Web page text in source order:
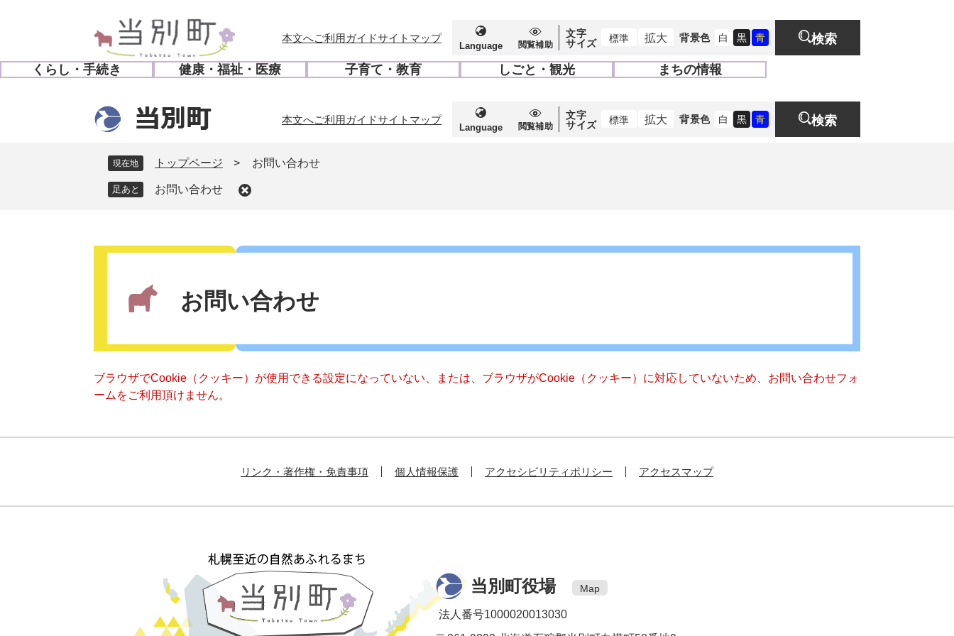
の
先
ー
を
本文へご利用ガイドサイトマップ
Language 閲覧補助
文字
サイズ
標準 拡大 背景色 白 黒 青 検索
くらし・手続き
開
健康・福祉・医療
開
子育て・教育
開
しごと・観光
開
まちの情報
開
本文へご利用ガイドサイトマップ
Language 閲覧補助
文字
サイズ
標準 拡大 背景色 白 黒 青 検索
現在地 トップページ > お問い合わせ
お問い合わせ
お問い合わせ
ブラウザでCookie（クッキー）が使用できる設定になっていない、または、ブラウザがCookie（クッキー）に対応していないため、お問い合わせフォ
ームをご利用頂けません。
リンク・著作権・免責事項 個人情報保護 アクセシビリティポリシー アクセスマップ
当別町役場 Map
法人番号1000020013030